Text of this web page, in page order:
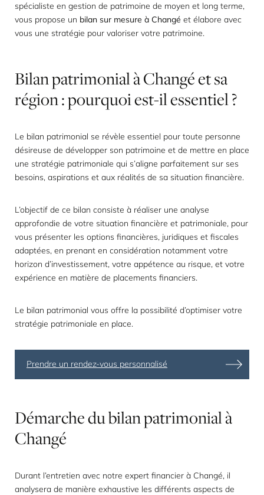
spécialiste en gestion de patrimoine de moyen et long terme,
vous propose un bilan sur mesure à Changé et élabore avec
vous une stratégie pour valoriser votre patrimoine.
BilanpatrimonialàChangéetsa
région:pourquoiest-ilessentiel?
Le bilan patrimonial se révèle essentiel pour toute personne
désireuse de développer son patrimoine et de mettre en place
une stratégie patrimoniale qui s’aligne parfaitement sur ses
besoins, aspirations et aux réalités de sa situation financière.
L’objectif de ce bilan consiste à réaliser une analyse
approfondie de votre situation financière et patrimoniale, pour
vous présenter les options financières, juridiques et fiscales
adaptées, en prenant en considération notamment votre
horizon d’investissement, votre appétence au risque, et votre
expérience en matière de placements financiers.
Le bilan patrimonial vous offre la possibilité d’optimiser votre
stratégie patrimoniale en place.
Prendre un rendez-vous personnalisé
Démarchedubilanpatrimonialà
Changé
Durant l’entretien avec notre expert financier à Changé, il
analysera de manière exhaustive les différents aspects de